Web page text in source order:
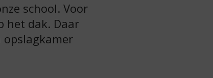
school. Voor
het dak. Daar
opslagkamer